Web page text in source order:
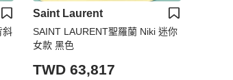
斜
Saint Laurent
SAINT LAURENT聖羅蘭 Niki 迷你
女款 黑色
TWD 63,817